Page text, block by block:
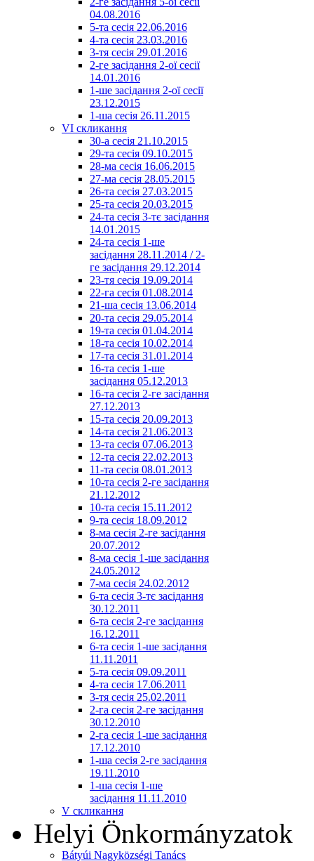
04.08.2016
5-та сесія 22.06.2016
4-та сесія 23.03.2016
3-тя сесія 29.01.2016
2-ге засідання 2-ої сесії
14.01.2016
1-ше засідання 2-ої сесії
23.12.2015
1-ша сесія 26.11.2015
VI скликання
30-а сесія 21.10.2015
29-та сесія 09.10.2015
28-ма сесія 16.06.2015
27-ма сесія 28.05.2015
26-та сесія 27.03.2015
25-та сесія 20.03.2015
24-та сесія 3-тє засідання
14.01.2015
24-та сесія 1-ше
засідання 28.11.2014 / 2-
ге засідання 29.12.2014
23-тя сесія 19.09.2014
22-га сесія 01.08.2014
21-ша сесія 13.06.2014
20-та сесія 29.05.2014
19-та сесія 01.04.2014
18-та сесія 10.02.2014
17-та сесія 31.01.2014
16-та сесія 1-ше
засідання 05.12.2013
16-та сесія 2-ге засідання
27.12.2013
15-та сесія 20.09.2013
14-та сесія 21.06.2013
13-та сесія 07.06.2013
12-та сесія 22.02.2013
11-та сесія 08.01.2013
10-та сесія 2-ге засідання
21.12.2012
10-та сесія 15.11.2012
9-та сесія 18.09.2012
8-ма сесія 2-ге засідання
20.07.2012
8-ма сесія 1-ше засідання
24.05.2012
7-ма сесія 24.02.2012
6-та сесія 3-тє засідання
30.12.2011
6-та сесія 2-ге засідання
16.12.2011
6-та сесія 1-ше засідання
11.11.2011
5-та сесія 09.09.2011
4-та сесія 17.06.2011
3-тя сесія 25.02.2011
2-га сесія 2-ге засідання
30.12.2010
2-га сесія 1-ше засідання
17.12.2010
1-ша сесія 2-ге засідання
19.11.2010
1-ша сесія 1-ше
засідання 11.11.2010
V скликання
Helyi Önkormányzatok
Bátyúi Nagyközségi Tanács